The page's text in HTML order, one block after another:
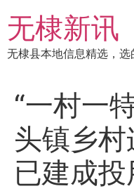
到
内
容
无棣新讯
无棣县本地信息精选，
“一村一
头镇乡村
已建成投